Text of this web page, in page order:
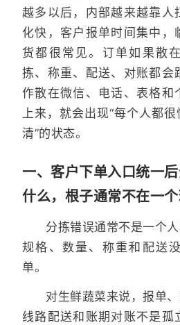
越多以后，内部越来越靠人
化快，客户报单时间集中，
货都很常见。订单如果散
拣、称重、配送、对账都会
作散在微信、电话、表格和
上来，就会出现“每个人都
清”的状态。
一、客户下单入口统一
什么，根子通常不在一
分拣错误通常不是一个
规格、数量、称重和配送
单。
对生鲜蔬菜来说，报单
线路配送和账期对账不是孤